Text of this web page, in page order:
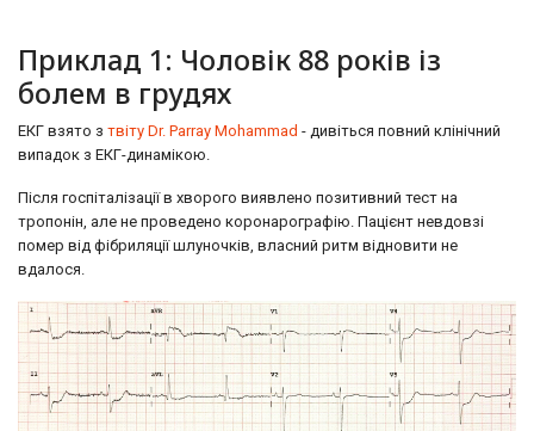
Приклад 1: Чоловік 88 років із
болем в грудях
ЕКГ взято з твіту Dr. Parray Mohammad - дивіться повний клінічний
випадок з ЕКГ-динамікою.
Після госпіталізації в хворого виявлено позитивний тест на
тропонін, але не проведено коронарографію. Пацієнт невдовзі
помер від фібриляції шлуночків, власний ритм відновити не
вдалося.